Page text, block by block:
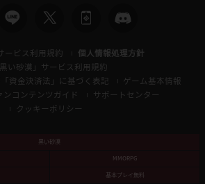
ービス利用規約
個人情報処理方針
黒い砂漠」サービス利用規約
資金決済法」に基づく表記
ゲーム基本情報
ンコンテンツガイド
サポートセンター
クッキーポリシー
黒い砂漠
MMORPG
基本プレイ無料